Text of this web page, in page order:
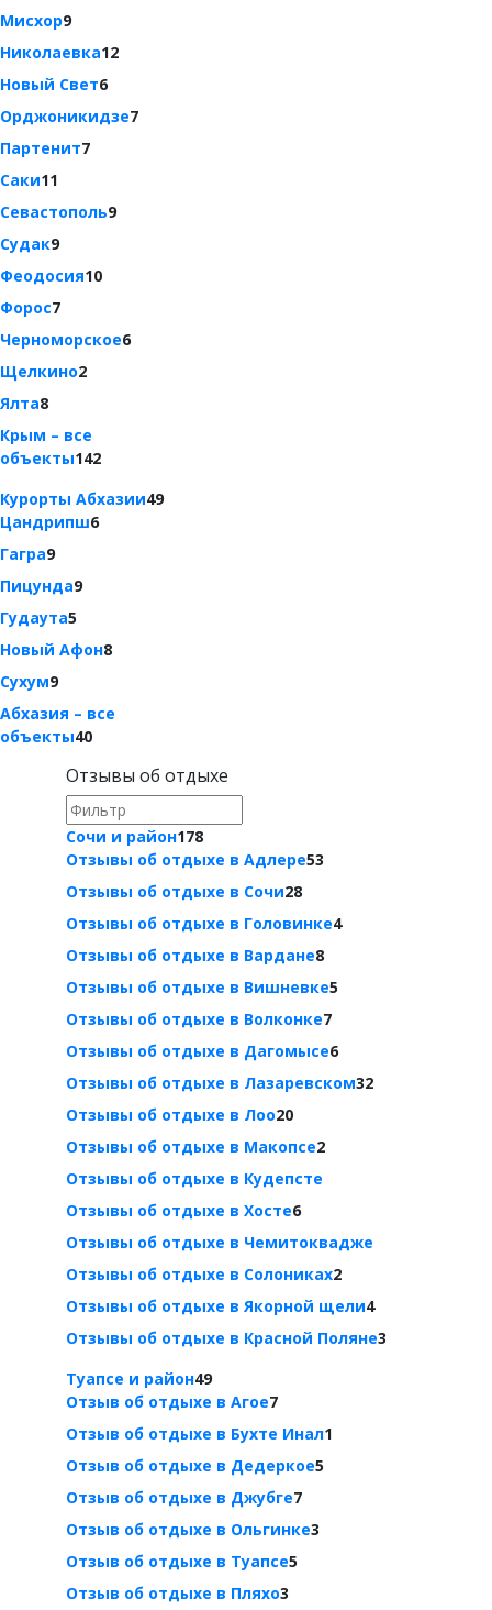
Мисхор9
Николаевка12
Новый Свет6
Орджоникидзе7
Партенит7
Саки11
Севастополь9
Судак9
Феодосия10
Форос7
Черноморское6
Щелкино2
Ялта8
Крым – все
объекты142
Курорты Абхазии49
Цандрипш6
Гагра9
Пицунда9
Гудаута5
Новый Афон8
Сухум9
Абхазия – все
объекты40
Отзывы об отдыхе
Сочи и район178
Отзывы об отдыхе в Адлере53
Отзывы об отдыхе в Сочи28
Отзывы об отдыхе в Головинке4
Отзывы об отдыхе в Вардане8
Отзывы об отдыхе в Вишневке5
Отзывы об отдыхе в Волконке7
Отзывы об отдыхе в Дагомысе6
Отзывы об отдыхе в Лазаревском32
Отзывы об отдыхе в Лоо20
Отзывы об отдыхе в Макопсе2
Отзывы об отдыхе в Кудепсте
Отзывы об отдыхе в Хосте6
Отзывы об отдыхе в Чемитоквадже
Отзывы об отдыхе в Солониках2
Отзывы об отдыхе в Якорной щели4
Отзывы об отдыхе в Красной Поляне3
Туапсе и район49
Отзыв об отдыхе в Агое7
Отзыв об отдыхе в Бухте Инал1
Отзыв об отдыхе в Дедеркое5
Отзыв об отдыхе в Джубге7
Отзыв об отдыхе в Ольгинке3
Отзыв об отдыхе в Туапсе5
Отзыв об отдыхе в Пляхо3